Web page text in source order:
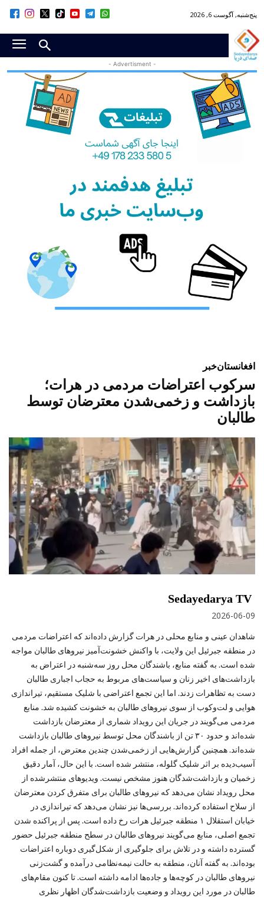
پنج‌شنبه, آگوست 6, 2026
- Advertisment -
افغانستانخبر
سرکوب اعتراضات مردمی در هرات؛
بازداشت و زخمی‌شدن معترضان توسط
طالبان
Sedayedarya TV
2026-06-09
شاهدان عینی و منابع محلی در هرات گزارش داده‌اند که اعتراضات مردمی
در منطقه جبرئیل این ولایت، با واکنش خشونت‌آمیز نیروهای طالبان مواجه
شده است. به گفته منابع، باشندگان محل روز سه‌شنبه در اعتراض به
بازداشت‌های اخیر زنان و سیاست‌های مربوط به حجاب اجباری طالبان
دست به تظاهرات زدند. اما این تجمع اعتراضی با شلیک مستقیم، تیراندازی
هوایی و لت‌وکوب از سوی نیروهای طالبان به خشونت کشیده شد. منابع
مردمی می‌گویند در جریان این رویداد شماری از معترضان بازداشت
شده‌اند و حدود ۳۰ تن از باشندگان محل توسط نیروهای طالبان بازداشت
شده‌اند. همچنین گزارش‌هایی از زخمی‌شدن چندین معترض، از جمله افراد
آسیب‌دیده بر اثر شلیک گلوله، منتشر شده است. با این حال، آمار دقیق
زخمیان و بازداشت‌شدگان هنوز مشخص نیست. ویدیوهای منتشرشده از
محل رویداد نشان می‌دهد که نیروهای طالبان برای متفرق کردن معترضان
از سلاح استفاده کرده‌اند. بررسی‌ها نیز نشان می‌دهد که تیراندازی در
خیابان استقلال ۱ منطقه جبرئیل هرات رخ داده است. پس از پراکنده شدن
تجمع اصلی، منابع می‌گویند نیروهای طالبان در سطح منطقه جبرئیل حضور
گسترده داشته و در تلاش برای جلوگیری از شکل‌گیری دوباره اعتراضات
بوده‌اند. به گفته آنان، منطقه به حالت نیمه‌نظامی درآمده و گشت‌زنی
نیروهای طالبان در کوچه‌ها و جاده‌ها ادامه داشته است. تا کنون مقام‌های
طالبان در مورد این رویداد و وضعیت بازداشت‌شدگان اظهار نظری